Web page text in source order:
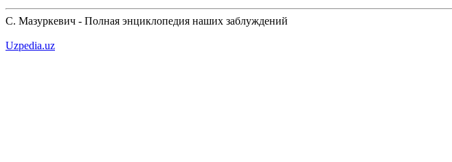
С. Мазуркевич - Полная энциклопедия наших заблуждений
Uzpedia.uz